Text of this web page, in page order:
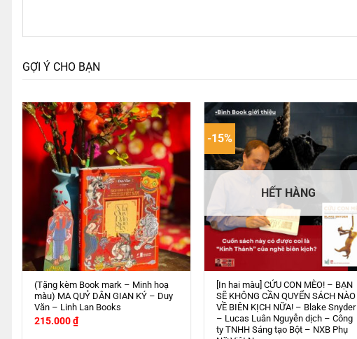
GỢI Ý CHO BẠN
(Tặng kèm Book mark – Minh hoạ
màu) MA QUỶ DÂN GIAN KÝ – Duy
Văn – Linh Lan Books
215.000₫
-15%
HẾT HÀNG
[In hai màu] CỨU CON MÈO! – BẠN
SẼ KHÔNG CẦN QUYỂN SÁCH NÀO
VỀ BIÊN KỊCH NỮA! – Blake Snyder
– Lucas Luân Nguyễn dịch – Công
ty TNHH Sáng tạo Bột – NXB Phụ